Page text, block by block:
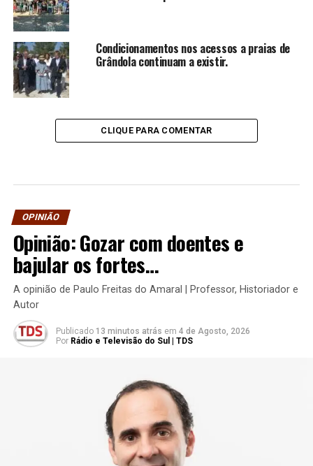
Condicionamentos nos acessos a praias de
Grândola continuam a existir.
CLIQUE PARA COMENTAR
OPINIÃO
Opinião: Gozar com doentes e
bajular os fortes…
A opinião de Paulo Freitas do Amaral | Professor, Historiador e
Autor
Publicado 13 minutos atrás em 4 de Agosto, 2026
Por Rádio e Televisão do Sul | TDS